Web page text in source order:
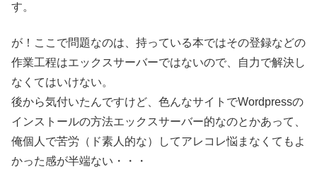
す。
が！ここで問題なのは、持っている本ではその登録などの
作業工程はエックスサーバーではないので、自力で解決し
なくてはいけない。
後から気付いたんですけど、色んなサイトでWordpressの
インストールの方法エックスサーバー的なのとかあって、
俺個人で苦労（ド素人的な）してアレコレ悩まなくてもよ
かった感が半端ない・・・